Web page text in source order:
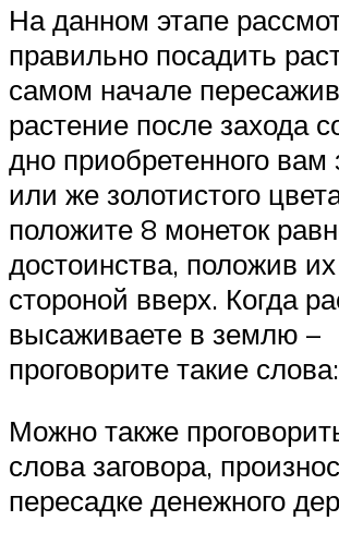
На данном этапе
правильно посадить
самом начале
растение после захода
дно приобретенного вам
или же золотистого
положите 8 монеток
достоинства, положив
стороной вверх. Когда
высаживаете в землю –
проговорите такие слова:
Можно также
слова заговора,
пересадке денежного